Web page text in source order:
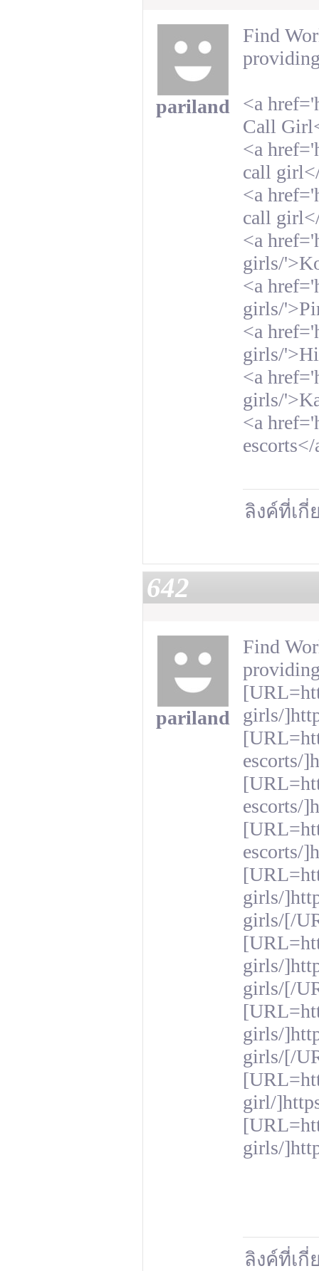
pariland
Find
<a
Call
<a
call
<a
call
<a
girls/
<a
girls/
<a
girls/
<a
girls/
<a
escorts</
ลิงค์ที่เ
642
pariland
Find
girls/
escorts/
escorts/
escorts/
girls/
girls/[/
girls/
girls/[/
girls/
girls/[/
girl/
girls/
ลิงค์ที่เ